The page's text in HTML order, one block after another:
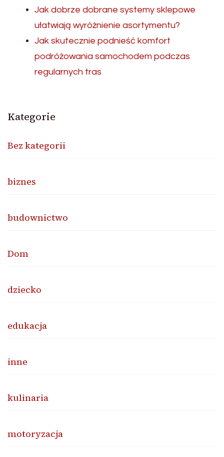
Jak dobrze dobrane systemy sklepowe
ułatwiają wyróżnienie asortymentu?
Jak skutecznie podnieść komfort
podróżowania samochodem podczas
regularnych tras
Kategorie
Bez kategorii
biznes
budownictwo
Dom
dziecko
edukacja
inne
kulinaria
motoryzacja